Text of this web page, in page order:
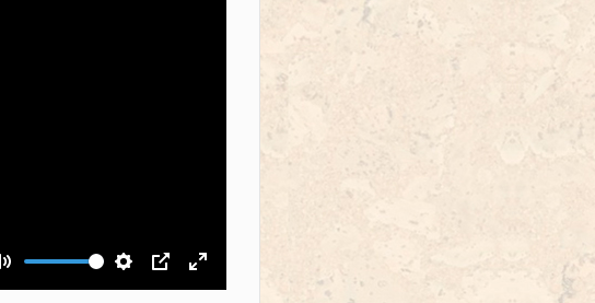
Выключить звукНастройки
PIP На весь экран